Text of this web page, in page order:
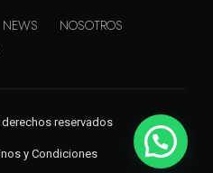
NEWS
NOSOTROS
reservados
y Condiciones